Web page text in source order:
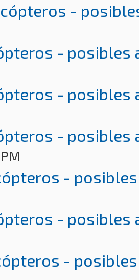
-
- posibles
- posibles
- posibles
-
- posibles
-